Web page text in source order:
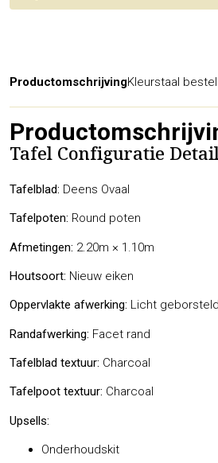
ProductomschrijvingKleurstaal
Tafel Configuratie
Tafelblad: Deens Ovaal
Tafelpoten: Round poten
Afmetingen: 2.20m × 1.10m
Houtsoort: Nieuw eiken
Oppervlakte afwerking: Licht geborsteld
Randafwerking: Facet rand
Tafelblad textuur: Charcoal
Tafelpoot textuur: Charcoal
Upsells:
Onderhoudskit